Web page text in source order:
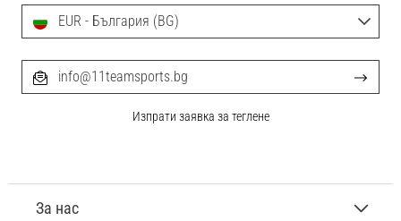
За нас
EUR - България (BG)
info@11teamsports.bg
Изпрати заявка за теглене